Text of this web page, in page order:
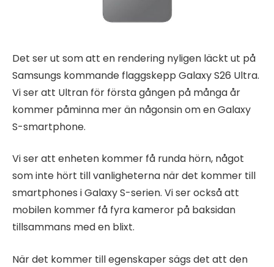
Det ser ut som att en rendering nyligen läckt ut på
Samsungs kommande flaggskepp Galaxy S26 Ultra.
Vi ser att Ultran för första gången på många år
kommer påminna mer än någonsin om en Galaxy
S-smartphone.
Vi ser att enheten kommer få runda hörn, något
som inte hört till vanligheterna när det kommer till
smartphones i Galaxy S-serien. Vi ser också att
mobilen kommer få fyra kameror på baksidan
tillsammans med en blixt.
När det kommer till egenskaper sägs det att den